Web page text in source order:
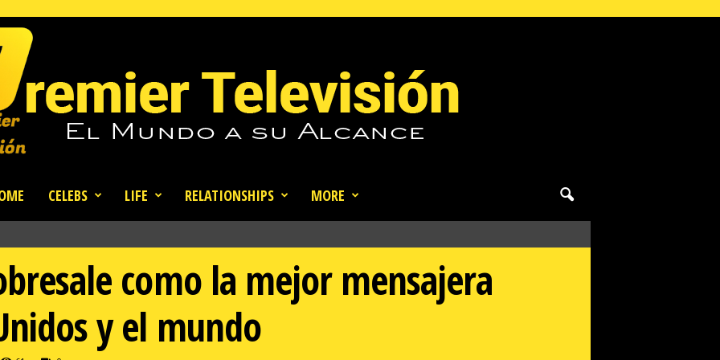
CELEBS LIFE RELATIONSHIPS MORE
como la mejor mensajera
y el mundo